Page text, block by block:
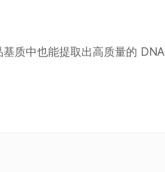
基质中也能提取出高质量的 DNA